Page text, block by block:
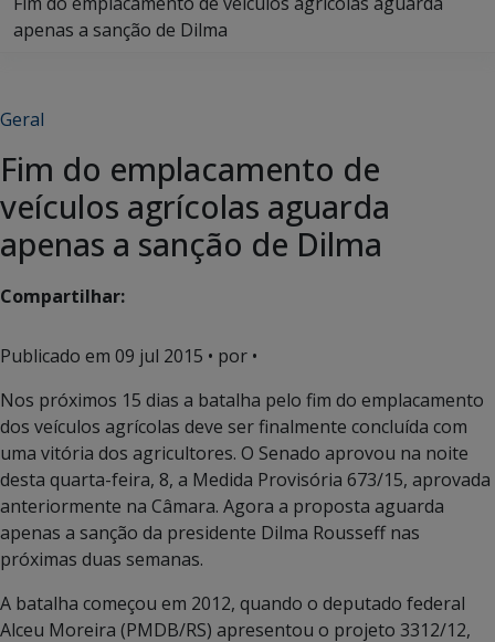
apenas a sanção de Dilma
Geral
Fim do emplacamento de
veículos agrícolas aguarda
apenas a sanção de Dilma
Compartilhar:
Publicado em 09 jul 2015 • por •
Nos próximos 15 dias a batalha pelo fim do emplacamento
dos veículos agrícolas deve ser finalmente concluída com
uma vitória dos agricultores. O Senado aprovou na noite
desta quarta-feira, 8, a Medida Provisória 673/15, aprovada
anteriormente na Câmara. Agora a proposta aguarda
apenas a sanção da presidente Dilma Rousseff nas
próximas duas semanas.
A batalha começou em 2012, quando o deputado federal
Alceu Moreira (PMDB/RS) apresentou o projeto 3312/12,